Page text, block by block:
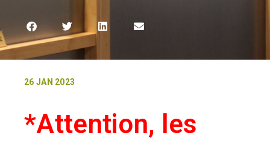
26 JAN 2023
*Attention, les